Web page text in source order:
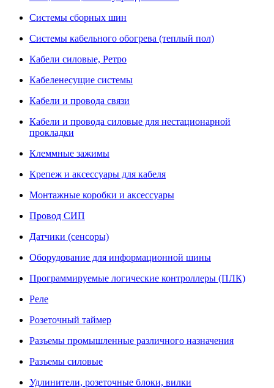
Системы сборных шин
Системы кабельного обогрева (теплый пол)
Кабели силовые, Ретро
Кабеленесущие системы
Кабели и провода связи
Кабели и провода силовые для нестационарной
прокладки
Клеммные зажимы
Крепеж и аксессуары для кабеля
Монтажные коробки и аксессуары
Провод СИП
Датчики (сенсоры)
Оборудование для информационной шины
Программируемые логические контроллеры (ПЛК)
Реле
Розеточный таймер
Разъемы промышленные различного назначения
Разъемы силовые
Удлинители, розеточные блоки, вилки